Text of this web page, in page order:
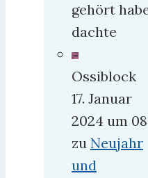
gehört
dachte
Ossiblock
17. Januar
2024 um
zu Neujahr
und